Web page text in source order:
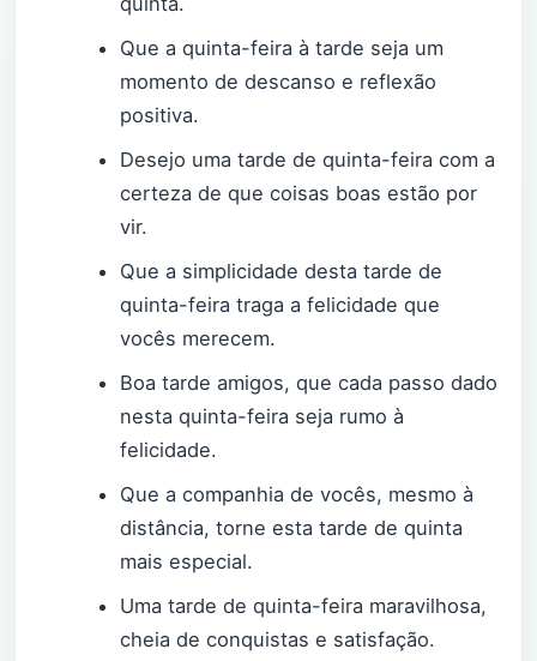
Que a quinta-feira à tarde seja um
momento de descanso e reflexão
positiva.
Desejo uma tarde de quinta-feira com a
certeza de que coisas boas estão por
vir.
Que a simplicidade desta tarde de
quinta-feira traga a felicidade que
vocês merecem.
Boa tarde amigos, que cada passo dado
nesta quinta-feira seja rumo à
felicidade.
Que a companhia de vocês, mesmo à
distância, torne esta tarde de quinta
mais especial.
Uma tarde de quinta-feira maravilhosa,
cheia de conquistas e satisfação.